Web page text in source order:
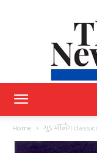
Home ગુડ મૉર્નિંગ